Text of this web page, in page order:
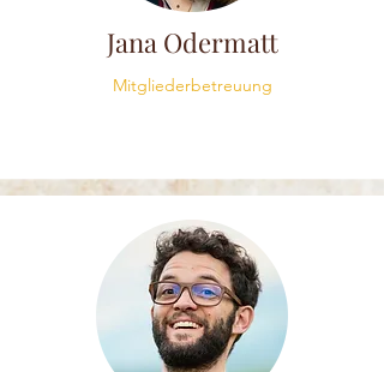
Jana Odermatt
Mitgliederbetreuung